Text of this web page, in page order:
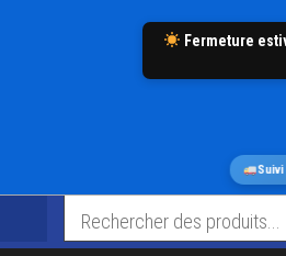
Suivi
Fermeture